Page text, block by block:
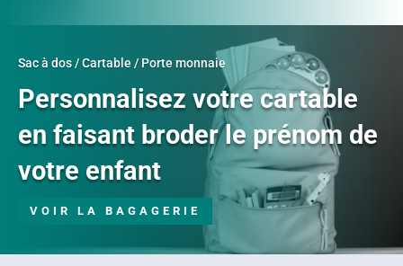
Sac à dos / Cartable / Porte monnaie
Personnalisez votre cartable
en faisant broder le prénom de
votre enfant
VOIR LA BAGAGERIE